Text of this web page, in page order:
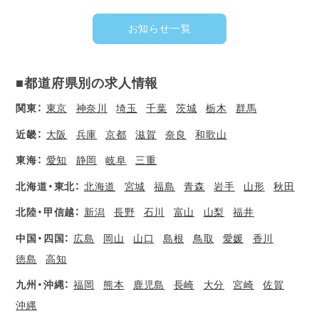
お知らせ一覧
■都道府県別の求人情報
関東： 東京 神奈川 埼玉 千葉 茨城 栃木 群馬
近畿： 大阪 兵庫 京都 滋賀 奈良 和歌山
東海： 愛知 静岡 岐阜 三重
北海道・東北： 北海道 宮城 福島 青森 岩手 山形 秋田
北陸・甲信越： 新潟 長野 石川 富山 山梨 福井
中国・四国： 広島 岡山 山口 島根 鳥取 愛媛
香川
徳島
高知
九州・沖縄： 福岡 熊本 鹿児島 長崎 大分 宮崎
佐賀
沖縄